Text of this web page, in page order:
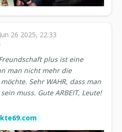
Jun 26 2025, 22:33
plus ist eine
man nicht mehr die
Sehr WAHR, dass man
muss. Gute ARBEIT, Leute!